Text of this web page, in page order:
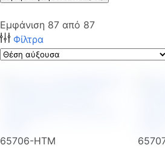
Εμφάνιση 87 από 87
Φίλτρα
65706-HTM